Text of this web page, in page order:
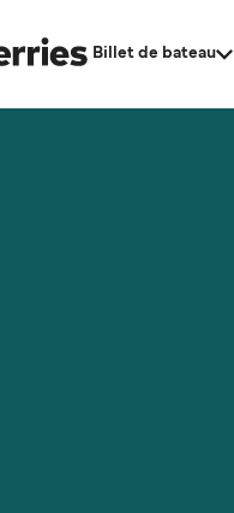
Billet de bateau